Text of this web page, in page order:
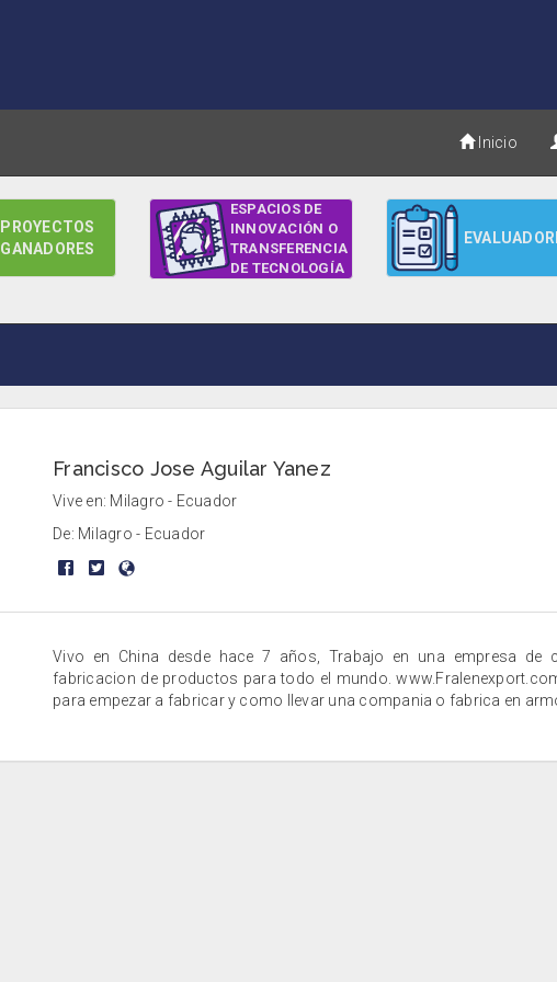
Inicio
PROYECTOS
GANADORES
ESPACIOS DE
INNOVACIÓN O
TRANSFERENCIA
DE TECNOLOGÍA
Francisco Jose Aguilar Yanez
Vive en: Milagro - Ecuador
De: Milagro - Ecuador
Vivo en China desde hace 7 años, Trabajo en una empresa de
fabricacion de productos para todo el mundo.
para empezar a fabricar y como llevar una compania o fabrica en